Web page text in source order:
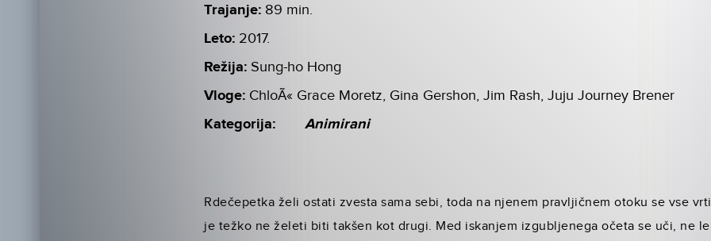
Trajanje: 89 min.
Leto: 2017.
Režija: Sung-ho Hong
Vloge: ChloÃ« Grace Moretz, Gina Gershon, Jim Rash, Juju Journey Brener
Kategorija: Animirani
Rdečepetka želi ostati zvesta sama sebi, toda na njenem pravljičnem otoku se vse
je težko ne želeti biti takšen kot drugi. Med iskanjem izgubljenega očeta se uči, ne